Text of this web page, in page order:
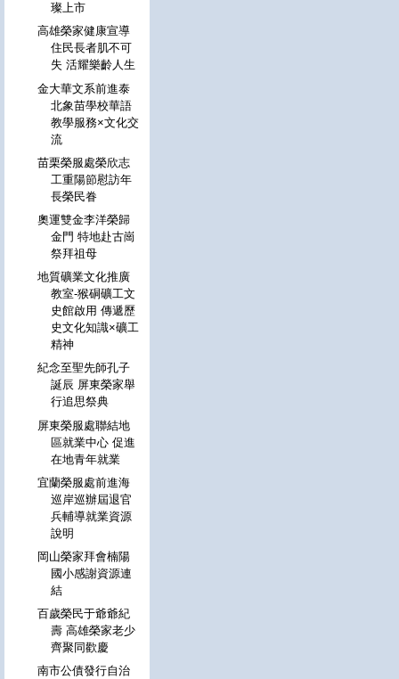
璨上市
高雄榮家健康宣導
住民長者肌不可
失 活耀樂齡人生
金大華文系前進泰
北象苗學校華語
教學服務×文化交
流
苗栗榮服處榮欣志
工重陽節慰訪年
長榮民眷
奧運雙金李洋榮歸
金門 特地赴古崗
祭拜祖母
地質礦業文化推廣
教室-猴硐礦工文
史館啟用 傳遞歷
史文化知識×礦工
精神
紀念至聖先師孔子
誕辰 屏東榮家舉
行追思祭典
屏東榮服處聯結地
區就業中心 促進
在地青年就業
宜蘭榮服處前進海
巡岸巡辦屆退官
兵輔導就業資源
說明
岡山榮家拜會楠陽
國小感謝資源連
結
百歲榮民于爺爺紀
壽 高雄榮家老少
齊聚同歡慶
南市公債發行自治